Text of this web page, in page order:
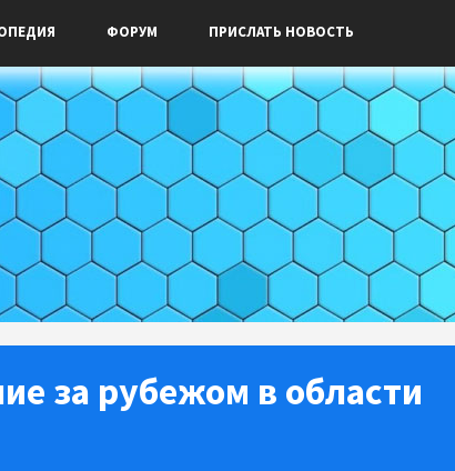
ФОРУМ ПРИСЛАТЬ НОВОСТЬ
за рубежом в области